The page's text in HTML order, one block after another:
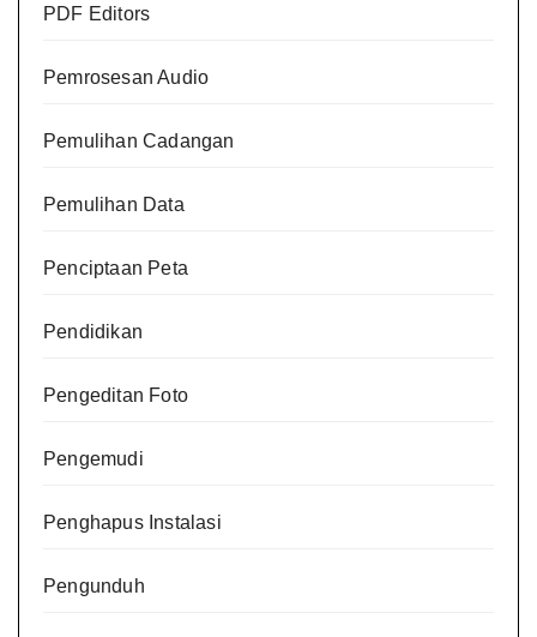
PDF Editors
Pemrosesan Audio
Pemulihan Cadangan
Pemulihan Data
Penciptaan Peta
Pendidikan
Pengeditan Foto
Pengemudi
Penghapus Instalasi
Pengunduh